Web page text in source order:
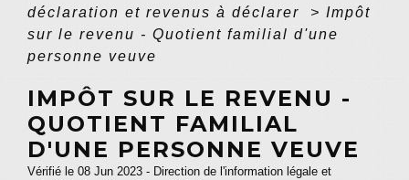
déclaration et revenus à déclarer
> Impôt
sur le revenu - Quotient familial d'une
personne veuve
IMPÔT SUR LE REVENU -
QUOTIENT FAMILIAL
D'UNE PERSONNE VEUVE
Vérifié le 08 Jun 2023 - Direction de l'information légale et